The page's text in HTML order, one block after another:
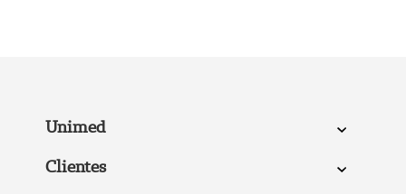
Unimed
Clientes